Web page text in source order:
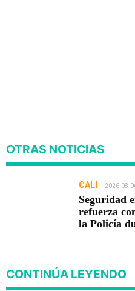
OTRAS NOTICIAS
CALI 2026-08-
Seguridad
refuerza
la Policía
CONTINÚA LEYENDO